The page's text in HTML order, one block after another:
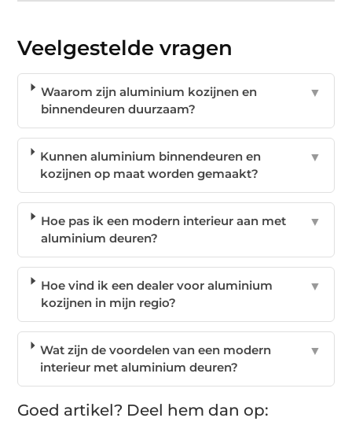
Veelgestelde vragen
Waarom zijn aluminium kozijnen en
binnendeuren duurzaam?
▼
Kunnen aluminium binnendeuren en
kozijnen op maat worden gemaakt?
▼
Hoe pas ik een modern interieur aan met
aluminium deuren?
▼
Hoe vind ik een dealer voor aluminium
kozijnen in mijn regio?
▼
Wat zijn de voordelen van een modern
interieur met aluminium deuren?
▼
Goed artikel? Deel hem dan op: